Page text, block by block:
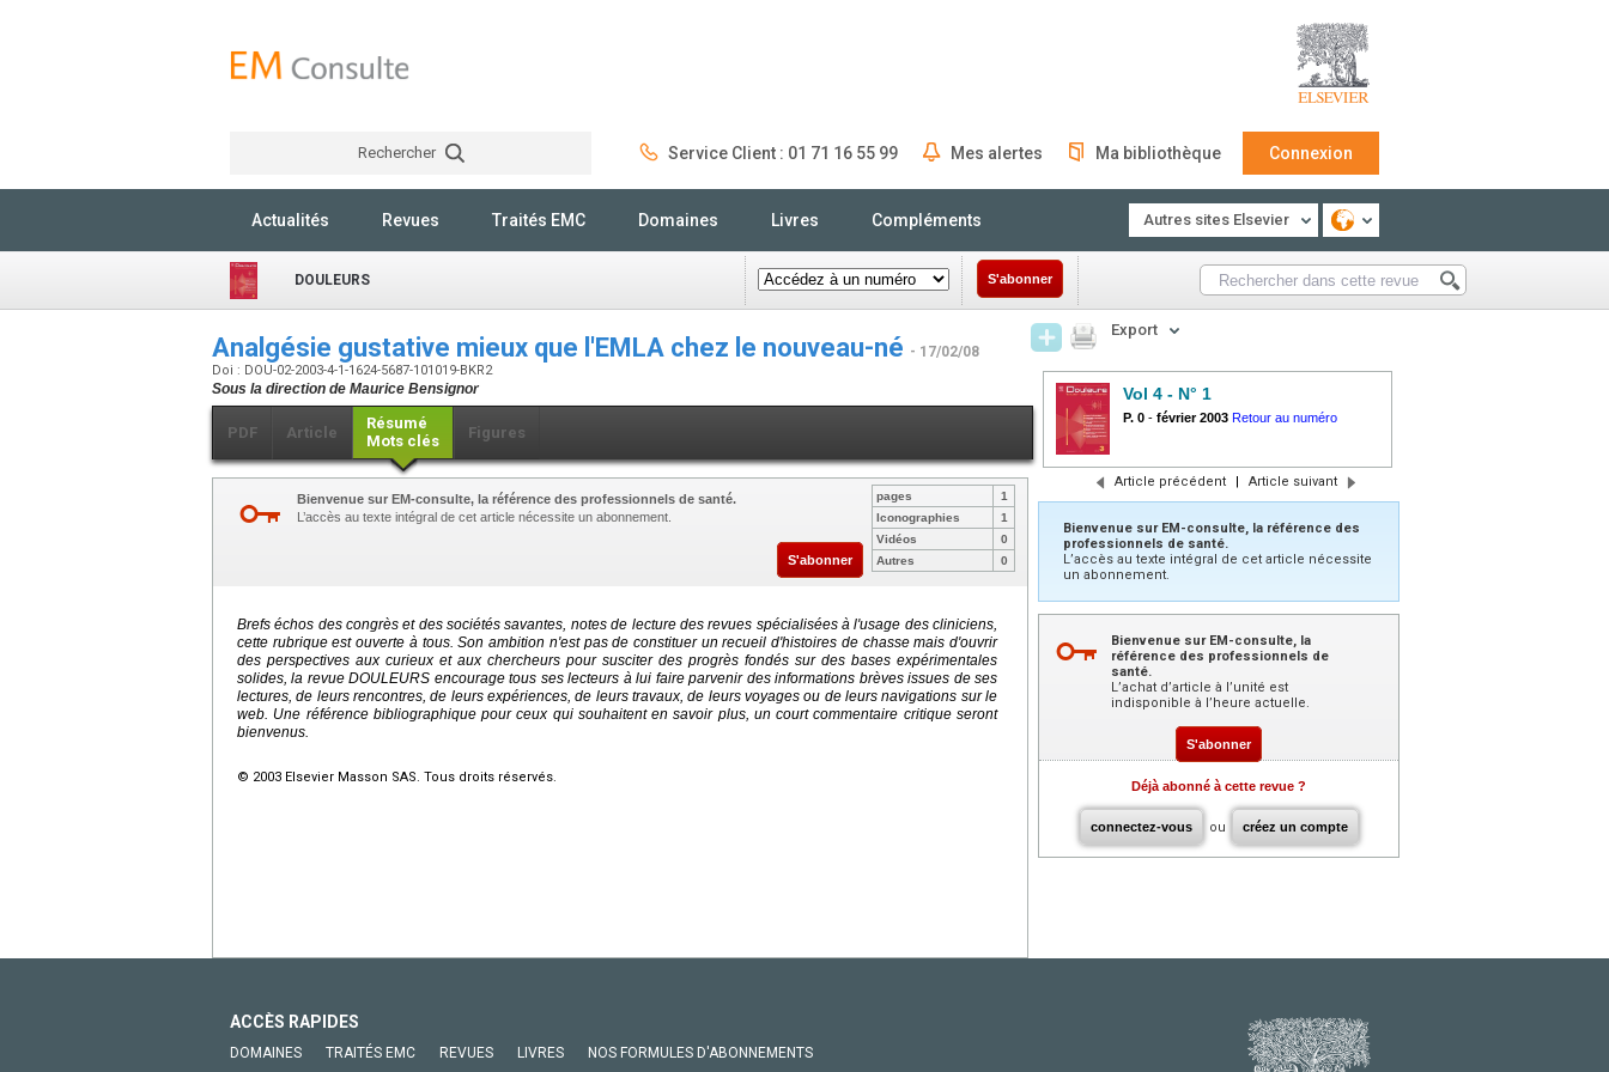
Rechercher Service Client : 01 71 16 55 99 Mes alertes Ma bibliothèque Connexion
Actualités Revues Traités EMC Domaines Livres Compléments Autres sites Elsevier
DOULEURS S'abonner
Analgésie gustative mieux que l'EMLA chez le nouveau-né - 17/02/08
Doi : DOU-02-2003-4-1-1624-5687-101019-BKR2
Sous la direction de Maurice Bensignor
PDF Article
Résumé
Mots clés
Figures
Bienvenue sur EM-consulte, la référence des professionnels de santé.
L’accès au texte intégral de cet article nécessite un abonnement.
S'abonner
pages
1
Iconographies
1
Vidéos
0
Autres
0
Brefs échos des congrès et des sociétés savantes, notes de lecture des revues spécialisées à l'usage des cliniciens,
cette rubrique est ouverte à tous. Son ambition n'est pas de constituer un recueil d'histoires de chasse mais d'ouvrir
des perspectives aux curieux et aux chercheurs pour susciter des progrès fondés sur des bases expérimentales
solides, la revue DOULEURS encourage tous ses lecteurs à lui faire parvenir des informations brèves issues de ses
lectures, de leurs rencontres, de leurs expériences, de leurs travaux, de leurs voyages ou de leurs navigations sur le
web. Une référence bibliographique pour ceux qui souhaitent en savoir plus, un court commentaire critique seront
bienvenus.
© 2003 Elsevier Masson SAS. Tous droits réservés.
Export
Vol 4 - N° 1
P. 0 - février 2003 Retour au numéro
Article précédent | Article suivant
Bienvenue sur EM-consulte, la référence des
professionnels de santé.
L’accès au texte intégral de cet article nécessite
un abonnement.
Bienvenue sur EM-consulte, la
référence des professionnels de
santé.
L’achat d’article à l’unité est
indisponible à l’heure actuelle.
S'abonner
Déjà abonné à cette revue ?
connectez-vous ou créez un compte
ACCÈS RAPIDES
DOMAINES TRAITÉS EMC REVUES LIVRES NOS FORMULES D'ABONNEMENTS